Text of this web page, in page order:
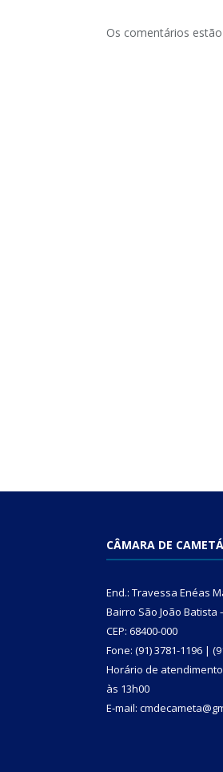
Os comentários
CÂMARA DE CAMETÁ
End.: Travessa Enéas
Bairro São João Batista
CEP: 68400-000
Fone: (91) 3781-1196 |
Horário de
às 13h00
E-mail: